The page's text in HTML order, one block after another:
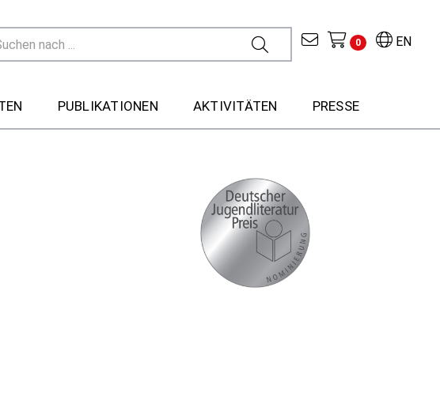
EN
0
PUBLIKATIONEN AKTIVITÄTEN PRESSE